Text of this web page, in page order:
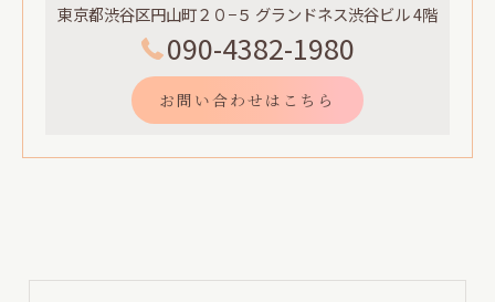
東京都渋谷区円山町２０−５ グランドネス渋谷ビル 4階
090-4382-1980
お問い合わせはこちら